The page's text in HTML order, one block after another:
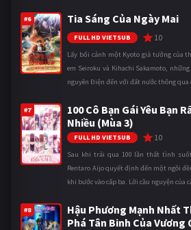
#6 Tia Sáng Của Ngày Mai
FULL HD VIETSUB 10
Lấy bối cảnh một Kyoto giả tưởng của
em Seiroku và Kihachi Sakamoto,
nguyên Điện đến với đất nước thông
#7
100 Cô Bạn Gái Yêu Bạn
Nhiều (Mùa 3)
FULL HD VIETSUB 10
Sau khi trải qua 100 lần thất tình
Rentaro Aijo quyết định đến một ngôi
khi bước vào cấp ba. Lời cầu nguyện của
#8
Hậu Phương Mạnh Nhất
Phá Tân Binh Của Vương